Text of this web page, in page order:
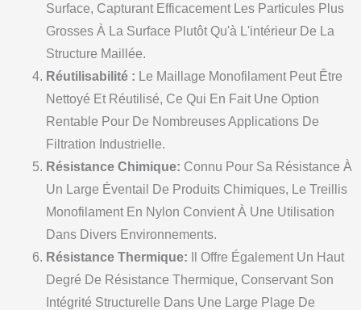
Surface, Capturant Efficacement Les Particules Plus
Grosses À La Surface Plutôt Qu'à L'intérieur De La
Structure Maillée.
Réutilisabilité : Le Maillage Monofilament Peut Être
Nettoyé Et Réutilisé, Ce Qui En Fait Une Option
Rentable Pour De Nombreuses Applications De
Filtration Industrielle.
Résistance Chimique: Connu Pour Sa Résistance À
Un Large Éventail De Produits Chimiques, Le Treillis
Monofilament En Nylon Convient À Une Utilisation
Dans Divers Environnements.
Résistance Thermique: Il Offre Également Un Haut
Degré De Résistance Thermique, Conservant Son
Intégrité Structurelle Dans Une Large Plage De